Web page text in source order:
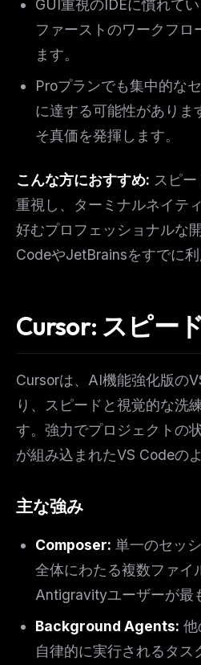
GUI重視のIDEに慣れて
ファーストのワークフロ
ます。
Proプランでも集中的な
に達する可能性があり
そ真価を発揮します。
こんな方におすすめ: スピ
重視し、ターミナルネイテ
好むプロフェッショナルな
CodeやJetBrainsをすでに利
Cursor: スピー
Cursorは、AI機能強化版の
り、スピードと視覚的な洗
す。強力でプロジェクトの
が組み込まれたVS Codeの
主な強み
Composer: 単一のセッ
全体にわたる複数ファ
Antigravityユーザーが最
Background Agents: 他
自律的に実行されるタス